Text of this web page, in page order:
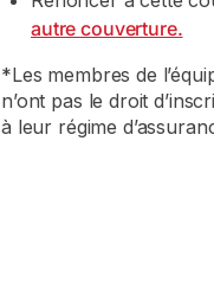
autre couverture.
*Les membres de
n’ont pas le droit
à leur régime